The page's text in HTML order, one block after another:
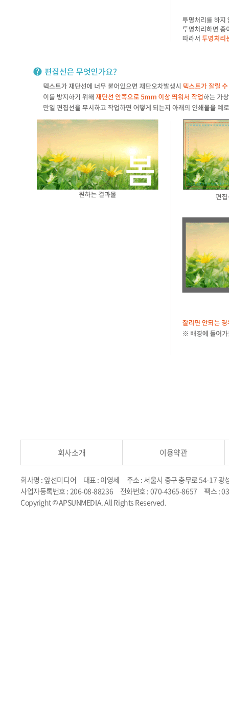
회사소개 이용약관
회사명 : 앞선미디어 대표 : 이영세
주소 : 서울시 중구 충무로 54-17 광
사업자등록번호 : 206-08-88236
전화번호 : 070-4365-8657
팩스 :
Copyright © APSUNMEDIA. All Rights Reserved.